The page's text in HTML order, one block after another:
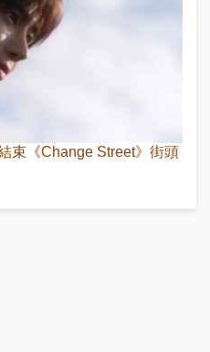
束《Change Street》街頭